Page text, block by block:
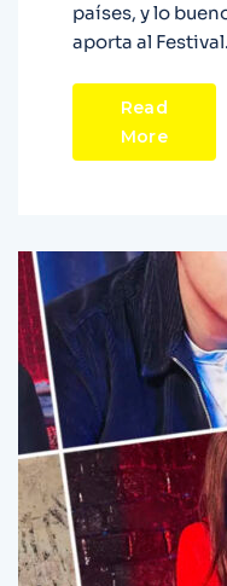
países, y lo
aporta al Festival.
Read
More